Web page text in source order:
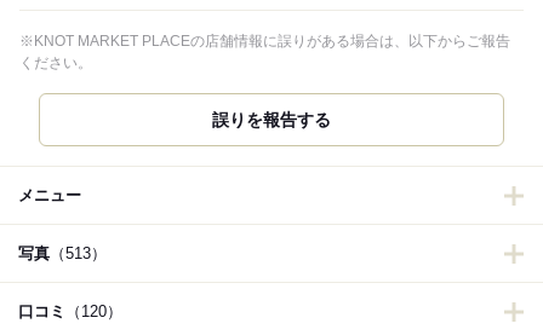
※KNOT MARKET PLACEの店舗情報に誤りがある場合は、以下からご報告
ください。
誤りを報告する
メニュー
写真 （513）
口コミ （120）